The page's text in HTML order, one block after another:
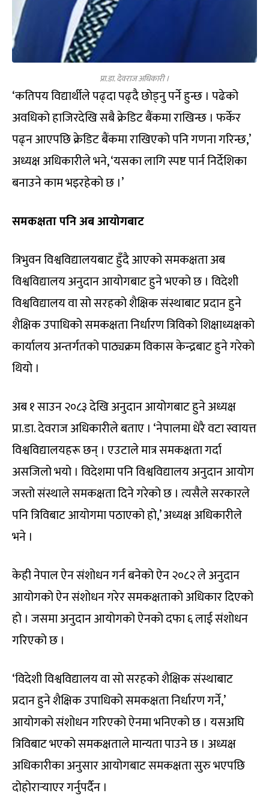
प्रा.डा. देवराज अधिकारी ।
‘कतिपय विद्यार्थीले पढ्दा पढ्दै छोड्नु पर्ने हुन्छ । पढेको
अवधिको हाजिरदेखि सबै क्रेडिट बैंकमा राखिन्छ । फर्केर
पढ्न आएपछि क्रेडिट बैंकमा राखिएको पनि गणना गरिन्छ,’
अध्यक्ष अधिकारीले भने, ‘यसका लागि स्पष्ट पार्न निर्देशिका
बनाउने काम भइरहेको छ ।’
समकक्षता पनि अब आयोगबाट
त्रिभुवन विश्वविद्यालयबाट हुँदै आएको समकक्षता अब
विश्वविद्यालय अनुदान आयोगबाट हुने भएको छ । विदेशी
विश्वविद्यालय वा सो सरहको शैक्षिक संस्थाबाट प्रदान हुने
शैक्षिक उपाधिको समकक्षता निर्धारण त्रिविको शिक्षाध्यक्षको
कार्यालय अन्तर्गतको पाठ्यक्रम विकास केन्द्रबाट हुने गरेको
थियो ।
अब १ साउन २०८३ देखि अनुदान आयोगबाट हुने अध्यक्ष
प्रा.डा. देवराज अधिकारीले बताए । ‘नेपालमा धेरै वटा स्वायत्त
विश्वविद्यालयहरू छन् । एउटाले मात्र समकक्षता गर्दा
असजिलो भयो । विदेशमा पनि विश्वविद्यालय अनुदान आयोग
जस्तो संस्थाले समकक्षता दिने गरेको छ । त्यसैले सरकारले
पनि त्रिविबाट आयोगमा पठाएको हो,’ अध्यक्ष अधिकारीले
भने ।
केही नेपाल ऐन संशोधन गर्न बनेको ऐन २०८२ ले अनुदान
आयोगको ऐन संशोधन गरेर समकक्षताको अधिकार दिएको
हो । जसमा अनुदान आयोगको ऐनको दफा ६ लाई संशोधन
गरिएको छ ।
‘विदेशी विश्वविद्यालय वा सो सरहको शैक्षिक संस्थाबाट
प्रदान हुने शैक्षिक उपाधिको समकक्षता निर्धारण गर्ने,’
आयोगको संशोधन गरिएको ऐनमा भनिएको छ । यसअघि
त्रिविबाट भएको समकक्षताले मान्यता पाउने छ । अध्यक्ष
अधिकारीका अनुसार आयोगबाट समकक्षता सुरु भएपछि
दोहोरार्‍याएर गर्नुपर्दैन ।